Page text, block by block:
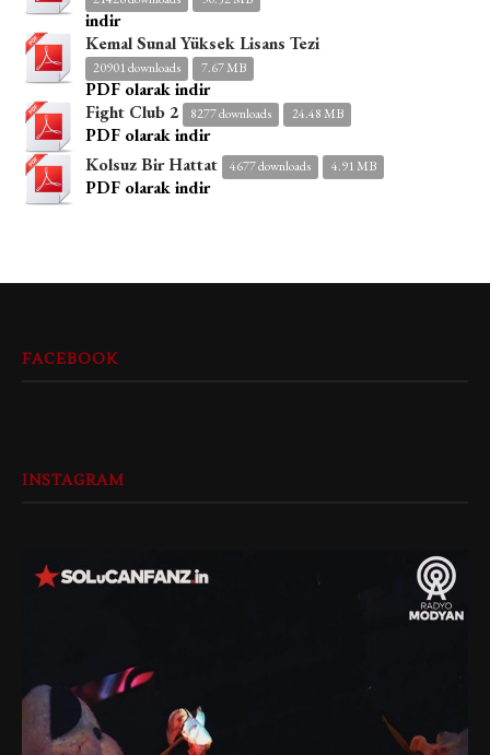
indir
Kemal Sunal Yüksek Lisans Tezi
20901 downloads 7.67 MB
PDF olarak indir
Fight Club 2
8277 downloads 24.48 MB
PDF olarak indir
Kolsuz Bir Hattat
4677 downloads 4.91 MB
PDF olarak indir
FACEBOOK
INSTAGRAM